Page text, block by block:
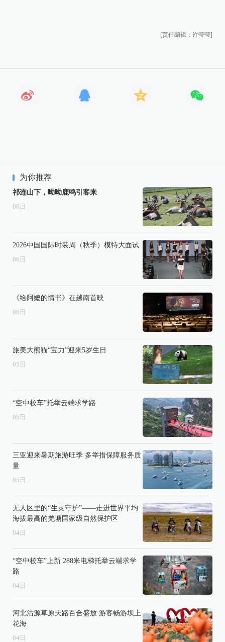
[责任编辑：许莹莹]
为你推荐
祁连山下，呦呦鹿鸣引客来
06 日
2026中国国际时装周（秋季）模特大面试
06 日
《给阿嬷的情书》在越南首映
06 日
旅美大熊猫“宝力”迎来5岁生日
05 日
“空中校车”托举云端求学路
05 日
三亚迎来暑期旅游旺季 多举措保障服务质
量
05 日
无人区里的“生灵守护”——走进世界平均
海拔最高的羌塘国家级自然保护区
04 日
“空中校车”上新 288米电梯托举云端求学
路
04 日
河北沽源草原天路百合盛放 游客畅游坝上
花海
04 日